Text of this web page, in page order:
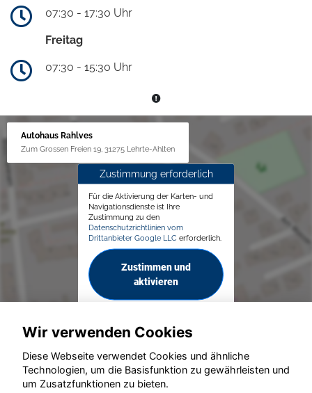
07:30 - 17:30 Uhr
Freitag
07:30 - 15:30 Uhr
Autohaus Rahlves
Zum Grossen Freien 19, 31275 Lehrte-Ahlten
Zustimmung erforderlich
Für die Aktivierung der Karten- und
Navigationsdienste ist Ihre
Zustimmung zu den
Datenschutzrichtlinien vom
Drittanbieter Google LLC erforderlich.
Zustimmen und
aktivieren
© konjunkturmotor.de GmbH 2020 - 2026
Wir verwenden Cookies
Diese Webseite verwendet Cookies und ähnliche
Technologien, um die Basisfunktion zu gewährleisten und
um Zusatzfunktionen zu bieten.